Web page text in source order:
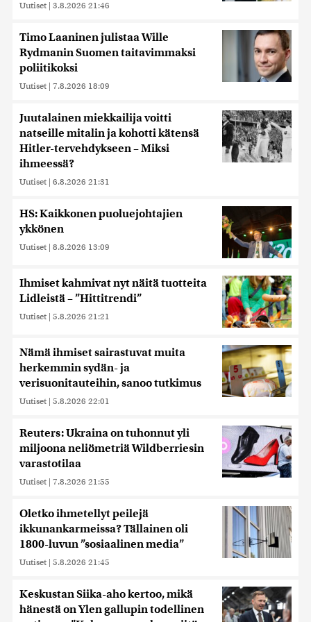
Uutiset | 3.8.2026 21:46
Timo Laaninen julistaa Wille
Rydmanin Suomen taitavimmaksi
poliitikoksi
Uutiset | 7.8.2026 18:09
Juutalainen miekkailija voitti
natseille mitalin ja kohotti kätensä
Hitler-tervehdykseen – Miksi
ihmeessä?
Uutiset | 6.8.2026 21:31
HS: Kaikkonen puoluejohtajien
ykkönen
Uutiset | 8.8.2026 13:09
Ihmiset kahmivat nyt näitä tuotteita
Lidleistä – ”Hittitrendi”
Uutiset | 5.8.2026 21:21
Nämä ihmiset sairastuvat muita
herkemmin sydän- ja
verisuonitauteihin, sanoo tutkimus
Uutiset | 5.8.2026 22:01
Reuters: Ukraina on tuhonnut yli
miljoona neliömetriä Wildberriesin
varastotilaa
Uutiset | 7.8.2026 21:55
Oletko ihmetellyt peilejä
ikkunankarmeissa? Tällainen oli
1800-luvun ”sosiaalinen media”
Uutiset | 5.8.2026 21:45
Keskustan Siika-aho kertoo, mikä
hänestä on Ylen gallupin todellinen